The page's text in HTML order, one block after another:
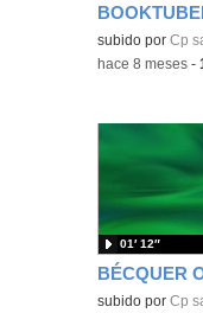
Contenido
subido porCp
-hace 8 meses -
BÉCQUER
Contenido
subido porCp
01′ 12″